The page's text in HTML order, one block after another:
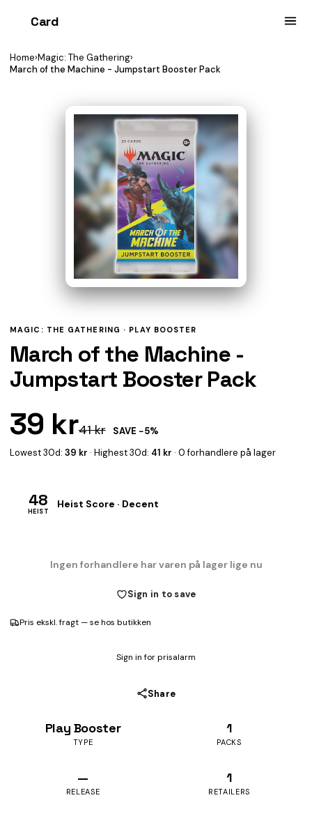
Card
Home›Magic: The Gathering›
March of the Machine - Jumpstart Booster Pack
MAGIC: THE GATHERING · PLAY BOOSTER
March of the Machine -
Jumpstart Booster Pack
39 kr41 kr
SAVE −5%
Lowest 30d: 39 kr · Highest 30d: 41 kr · 0 forhandlere på lager
48
HEIST
Heist Score · Decent
Ingen forhandlere har varen på lager lige nu
Sign in to save
Pris ekskl. fragt — se hos butikken
Sign in for prisalarm
Share
Play Booster
TYPE
1
PACKS
—
RELEASE
1
RETAILERS